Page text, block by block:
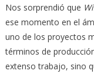
Nos sorprendió que
ese momento en el
uno de los proyectos
términos de
extenso trabajo, sino